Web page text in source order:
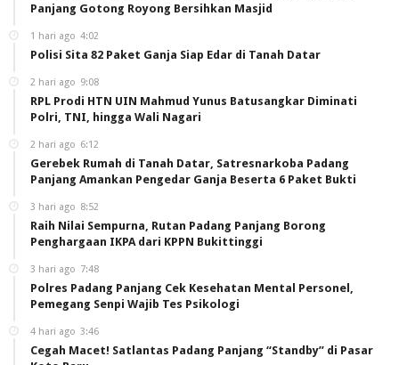
Panjang Gotong Royong Bersihkan Masjid
1 hari ago 4:02
Polisi Sita 82 Paket Ganja Siap Edar di Tanah Datar
2 hari ago 9:08
RPL Prodi HTN UIN Mahmud Yunus Batusangkar Diminati
Polri, TNI, hingga Wali Nagari
2 hari ago 6:12
Gerebek Rumah di Tanah Datar, Satresnarkoba Padang
Panjang Amankan Pengedar Ganja Beserta 6 Paket Bukti
3 hari ago 8:52
Raih Nilai Sempurna, Rutan Padang Panjang Borong
Penghargaan IKPA dari KPPN Bukittinggi
3 hari ago 7:48
Polres Padang Panjang Cek Kesehatan Mental Personel,
Pemegang Senpi Wajib Tes Psikologi
4 hari ago 3:46
Cegah Macet! Satlantas Padang Panjang “Standby” di Pasar